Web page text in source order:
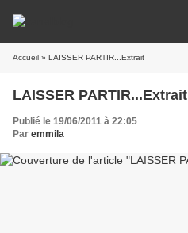
Accueil » LAISSER PARTIR...Extrait
LAISSER PARTIR...Extrait
Publié le 19/06/2011 à 22:05
Par emmila